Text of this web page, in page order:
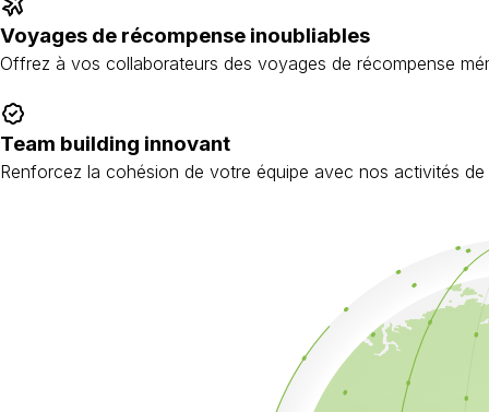
Voyages de récompense inoubliables
Offrez à vos collaborateurs des voyages de récompense
Team building innovant
Renforcez la cohésion de votre équipe avec nos activités de